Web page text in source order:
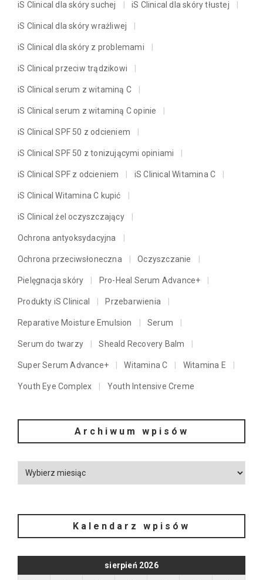
iS Clinical dla skóry suchej iS Clinical dla skóry tłustej
iS Clinical dla skóry wrażliwej
iS Clinical dla skóry z problemami
iS Clinical przeciw trądzikowi
iS Clinical serum z witaminą C
iS Clinical serum z witaminą C opinie
iS Clinical SPF 50 z odcieniem
iS Clinical SPF 50 z tonizującymi opiniami
iS Clinical SPF z odcieniem iS Clinical Witamina C
iS Clinical Witamina C kupić
iS Clinical żel oczyszczający
Ochrona antyoksydacyjna
Ochrona przeciwsłoneczna Oczyszczanie
Pielęgnacja skóry Pro-Heal Serum Advance+
Produkty iS Clinical Przebarwienia
Reparative Moisture Emulsion Serum
Serum do twarzy Sheald Recovery Balm
Super Serum Advance+ Witamina C Witamina E
Youth Eye Complex Youth Intensive Creme
Archiwum wpisów
Kalendarz wpisów
sierpień 2026